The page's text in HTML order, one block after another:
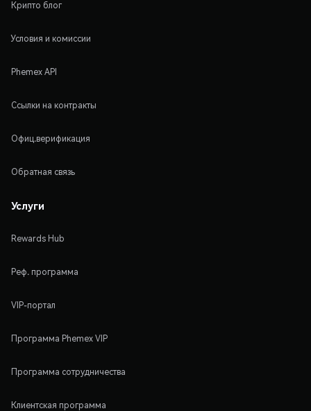
Крипто блог
Условия и комиссии
Phemex API
Ссылки на контракты
Офиц.верификация
Обратная связь
Услуги
Rewards Hub
Реф. программа
VIP-портал
Программа Phemex VIP
Программа сотрудничества
Клиентская программа